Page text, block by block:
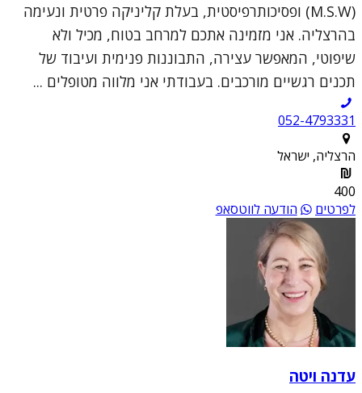
(M.S.W) ופסיכותרפיסטית, בעלת קליניקה פרטית ונעימה
בהרצליה. אני מזמינה אתכם למרחב בטוח, מכיל ולא
שיפוטי, המאפשר עצירה, התבוננות פנימית ועיבוד של
תכנים רגשיים מורכבים. בעבודתי אני מלווה מטופלים ...
052-4793331
הרצליה, ישראל
400
לפרטים
הודעה לווטסאפ
עדנה ויטה